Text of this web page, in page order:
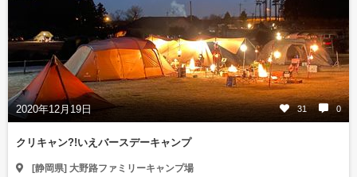
2020年12月19日 31 0
クリキャン?!いえバースデーキャンプ
[静岡県] 大野路ファミリーキャンプ場